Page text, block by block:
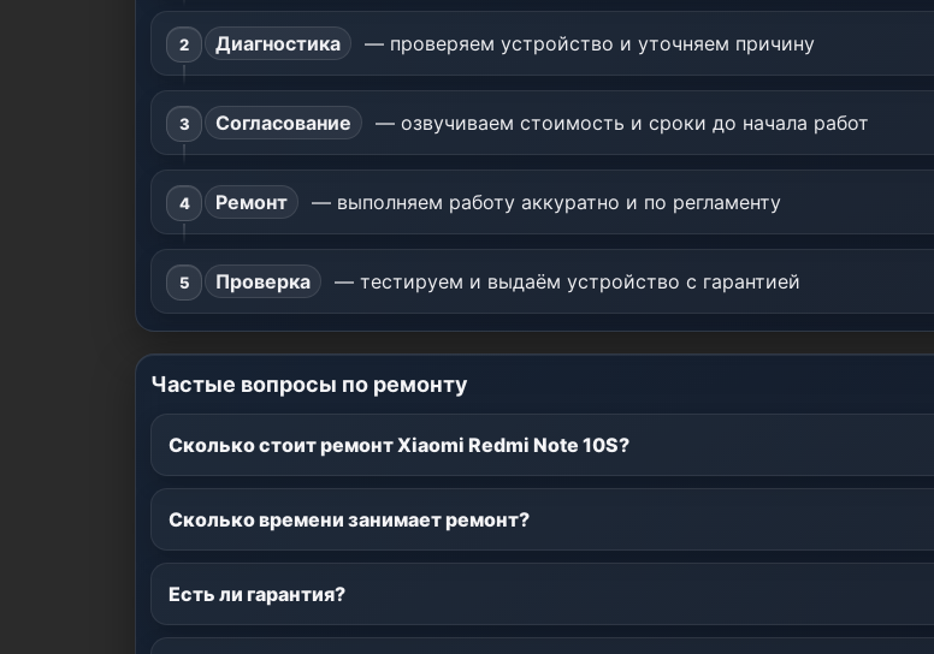
Диагностика — проверяем устройство и уточняем причину
Согласование — озвучиваем стоимость и сроки до начала работ
Ремонт — выполняем работу аккуратно и по регламенту
Проверка — тестируем и выдаём устройство с гарантией
Частые вопросы по ремонту
Сколько стоит ремонт Xiaomi Redmi Note 10S?
Сколько времени занимает ремонт?
Есть ли гарантия?